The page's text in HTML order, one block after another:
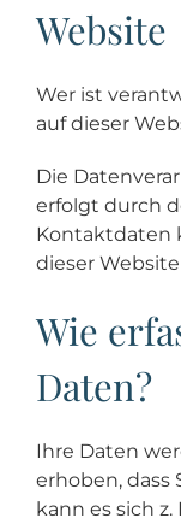
Website
Wer ist
auf dieser
Die
erfolgt durch
Kontaktdaten
dieser
Wie
Daten?
Ihre Daten
erhoben, dass
kann es sich